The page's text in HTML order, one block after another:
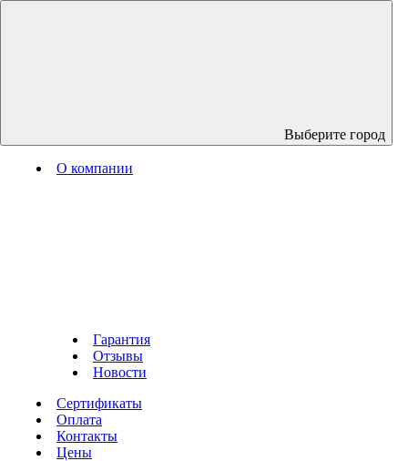
Выберите город
О компании
Гарантия
Отзывы
Новости
Сертификаты
Оплата
Контакты
Цены